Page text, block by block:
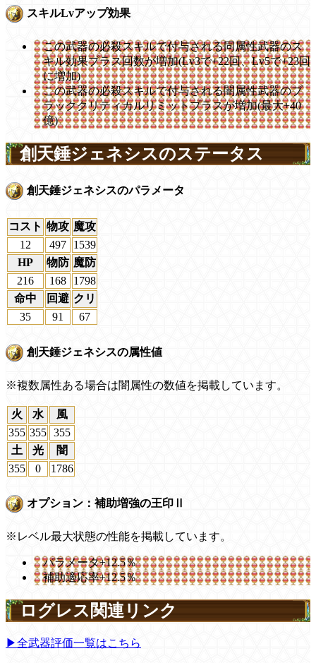
スキルLvアップ効果
この武器の必殺スキルで付与される同属性武器のス
キル効果プラス回数が増加(Lv3で+22回、Lv5で+23回
に増加)
この武器の必殺スキルで付与される闇属性武器のブ
ラッククリティカルリミットプラスが増加(最大+40
億)
創天錘ジェネシスのステータス
創天錘ジェネシスのパラメータ
コスト 物攻 魔攻
12
497
1539
HP
物防 魔防
216
168
1798
命中
回避 クリ
35
91 67
創天錘ジェネシスの属性値
※複数属性ある場合は闇属性の数値を掲載しています。
火 水
風
355 355 355
土
光
闇
355
0 1786
オプション：補助増強の王印Ⅱ
※レベル最大状態の性能を掲載しています。
パラメータ+12.5％
補助適応率+12.5％
ログレス関連リンク
▶全武器評価一覧はこちら